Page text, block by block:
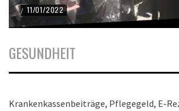
/ 11/01/2022
GESUNDHEIT
Krankenkassenbeiträge, Pflegegeld, E-